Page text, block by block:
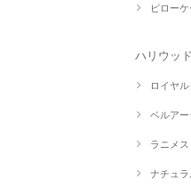
ピロー
ハリウッ
ロイヤル
ベルアー
ラニメス
ナチュ